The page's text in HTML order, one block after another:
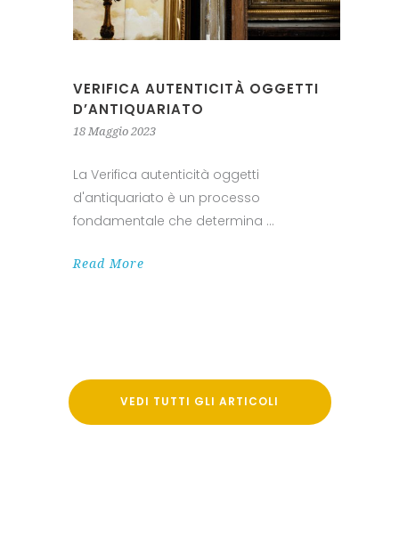
VERIFICA AUTENTICITÀ OGGETTI
D’ANTIQUARIATO
18 Maggio 2023
La Verifica autenticità oggetti
d'antiquariato è un processo
fondamentale che determina
Read More
VEDI TUTTI GLI ARTICOLI